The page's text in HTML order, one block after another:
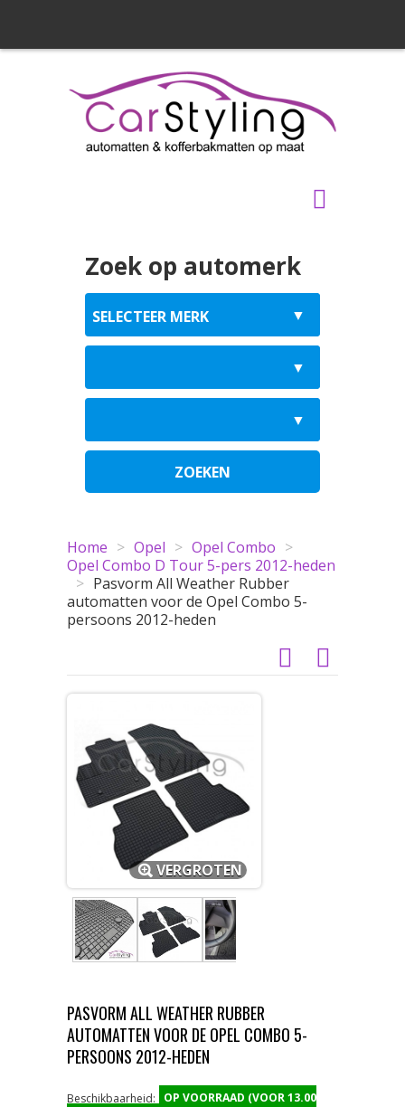
Zoek op automerk
ZOEKEN
Home > Opel > Opel Combo >
Opel Combo D Tour 5-pers 2012-heden
> Pasvorm All Weather Rubber
automatten voor de Opel Combo 5-
persoons 2012-heden
VERGROTEN
PASVORM ALL WEATHER RUBBER
AUTOMATTEN VOOR DE OPEL COMBO 5-
PERSOONS 2012-HEDEN
Beschikbaarheid:
OP VOORRAAD (VOOR 13.00